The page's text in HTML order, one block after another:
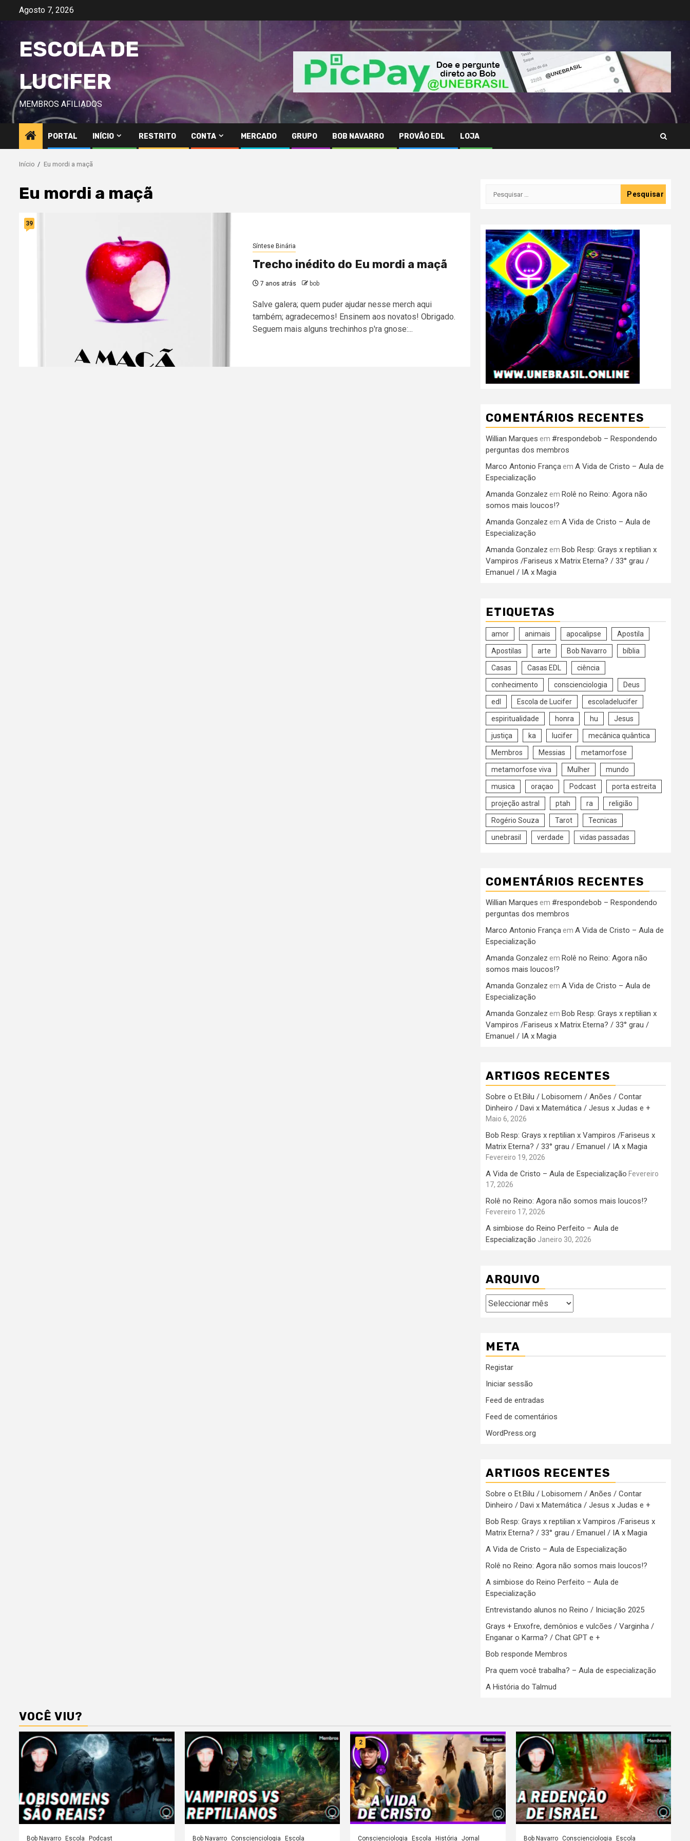
Avançar
conteúdo
Agosto 7, 2026
ESCOLA DE
LUCIFER
MEMBROS AFILIADOS
PORTAL INÍCIO RESTRITO CONTA MERCADO GRUPO BOB NAVARRO PROVÃO EDL LOJA
Início Eu mordi a maçã
Eu mordi a maçã
39
Síntese Binária
Trecho inédito do Eu mordi a maçã
7 anos atrás bob
Salve galera; quem puder ajudar nesse merch aqui
também; agradecemos! Ensinem aos novatos! Obrigado.
Seguem mais alguns trechinhos p'ra gnose:...
Pesquisar
COMENTÁRIOS RECENTES
Willian Marques em #respondebob – Respondendo
perguntas dos membros
Marco Antonio França em A Vida de Cristo – Aula de
Especialização
Amanda Gonzalez em Rolê no Reino: Agora não
somos mais loucos!?
Amanda Gonzalez em A Vida de Cristo – Aula de
Especialização
Amanda Gonzalez em Bob Resp: Grays x reptilian x
Vampiros /Fariseus x Matrix Eterna? / 33° grau /
Emanuel / IA x Magia
ETIQUETAS
amor animais apocalipse Apostila
Apostilas arte Bob Navarro bíblia
Casas Casas EDL ciência
conhecimento conscienciologia Deus
edl Escola de Lucifer escoladelucifer
espiritualidade honra hu Jesus
justiça ka lucifer mecânica quântica
Membros Messias metamorfose
metamorfose viva Mulher mundo
musica oraçao Podcast porta estreita
projeção astral ptah ra religião
Rogério Souza Tarot Tecnicas
unebrasil verdade vidas passadas
COMENTÁRIOS RECENTES
Willian Marques em #respondebob – Respondendo
perguntas dos membros
Marco Antonio França em A Vida de Cristo – Aula de
Especialização
Amanda Gonzalez em Rolê no Reino: Agora não
somos mais loucos!?
Amanda Gonzalez em A Vida de Cristo – Aula de
Especialização
Amanda Gonzalez em Bob Resp: Grays x reptilian x
Vampiros /Fariseus x Matrix Eterna? / 33° grau /
Emanuel / IA x Magia
ARTIGOS RECENTES
Sobre o Et.Bilu / Lobisomem / Anões / Contar
Dinheiro / Davi x Matemática / Jesus x Judas e +
Maio 6, 2026
Bob Resp: Grays x reptilian x Vampiros /Fariseus x
Matrix Eterna? / 33° grau / Emanuel / IA x Magia
Fevereiro 19, 2026
A Vida de Cristo – Aula de Especialização Fevereiro
17, 2026
Rolê no Reino: Agora não somos mais loucos!?
Fevereiro 17, 2026
A simbiose do Reino Perfeito – Aula de
Especialização Janeiro 30, 2026
ARQUIVO
Arquivo
META
Registar
Iniciar sessão
Feed de entradas
Feed de comentários
WordPress.org
ARTIGOS RECENTES
Sobre o Et.Bilu / Lobisomem / Anões / Contar
Dinheiro / Davi x Matemática / Jesus x Judas e +
Bob Resp: Grays x reptilian x Vampiros /Fariseus x
Matrix Eterna? / 33° grau / Emanuel / IA x Magia
A Vida de Cristo – Aula de Especialização
Rolê no Reino: Agora não somos mais loucos!?
A simbiose do Reino Perfeito – Aula de
Especialização
Entrevistando alunos no Reino / Iniciação 2025
Grays + Enxofre, demônios e vulcões / Varginha /
Enganar o Karma? / Chat GPT e +
Bob responde Membros
Pra quem você trabalha? – Aula de especialização
A História do Talmud
VOCÊ VIU?
Bob Navarro Escola Podcast Bob Navarro Conscienciologia Escola
2
Conscienciologia Escola História Jornal Bob Navarro Conscienciologia Escola